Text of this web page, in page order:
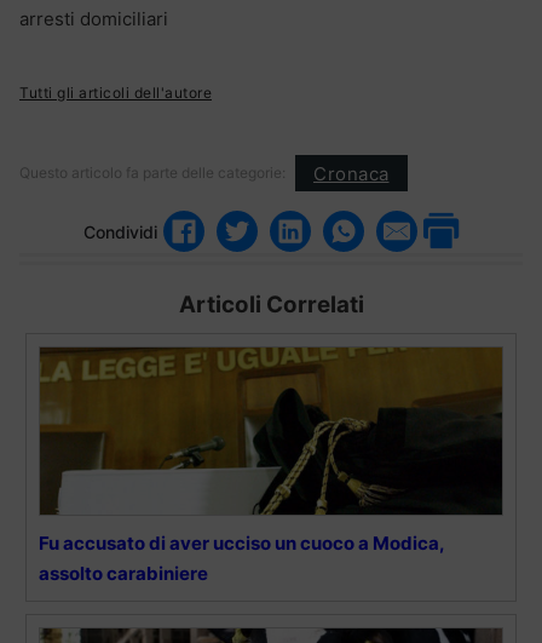
arresti domiciliari
Tutti gli articoli dell'autore
Questo articolo fa parte delle categorie: Cronaca
Condividi
Articoli Correlati
Fu accusato di aver ucciso un cuoco a Modica,
assolto carabiniere